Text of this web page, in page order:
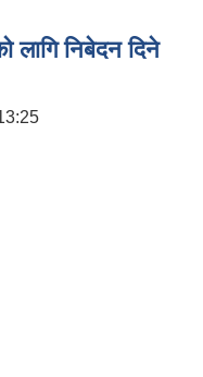
लागि निबेदन दिने